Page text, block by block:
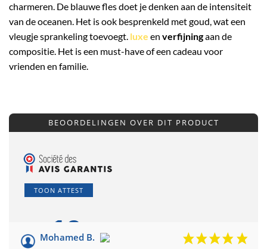
charmeren. De blauwe fles doet je denken aan de intensiteit
van de oceanen. Het is ook besprenkeld met goud, wat een
vleugje sprankeling toevoegt. luxe en verfijningaan de
compositie. Het is een must-have of een cadeau voor
vrienden en familie.
BEOORDELINGEN OVER DIT PRODUCT
TOON ATTEST
10/10
Mohamed B.